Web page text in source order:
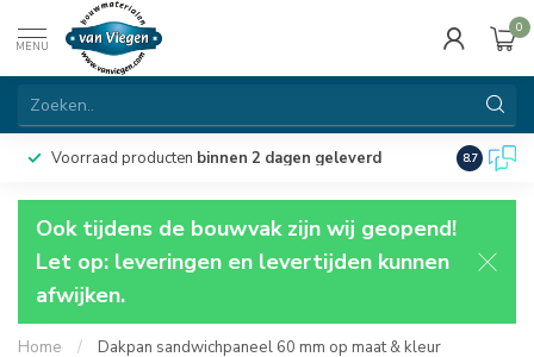
MENU
0
Voorraad producten binnen 2 dagen geleverd 8.7
Ook tijdens de bouwvak zijn wij geopend!
Let op: leveringen en levertijden kunnen
afwijken.
Home / Dakpan sandwichpaneel 60 mm op maat & kleur